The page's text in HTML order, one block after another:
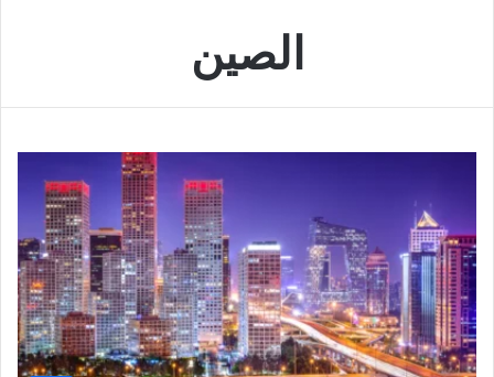
الصين